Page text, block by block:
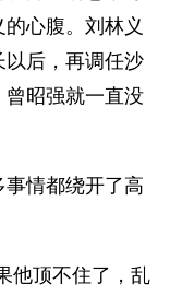
心腹。刘林义
以后，再调任沙
昭强就一直没
情都绕开了高
顶不住了，乱